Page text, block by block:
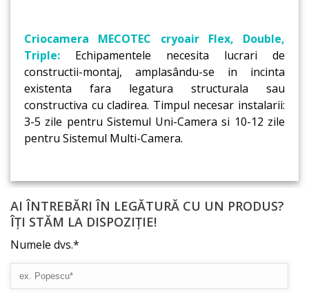
Criocamera MECOTEC cryoair Flex, Double,
Triple: Echipamentele necesita lucrari de
constructii-montaj, amplasându-se in incinta
existenta fara legatura structurala sau
constructiva cu cladirea. Timpul necesar instalarii:
3-5 zile pentru Sistemul Uni-Camera si 10-12 zile
pentru Sistemul Multi-Camera.
AI ÎNTREBĂRI ÎN LEGĂTURĂ CU UN PRODUS?
ÎȚI STĂM LA DISPOZIȚIE!
Numele dvs.*